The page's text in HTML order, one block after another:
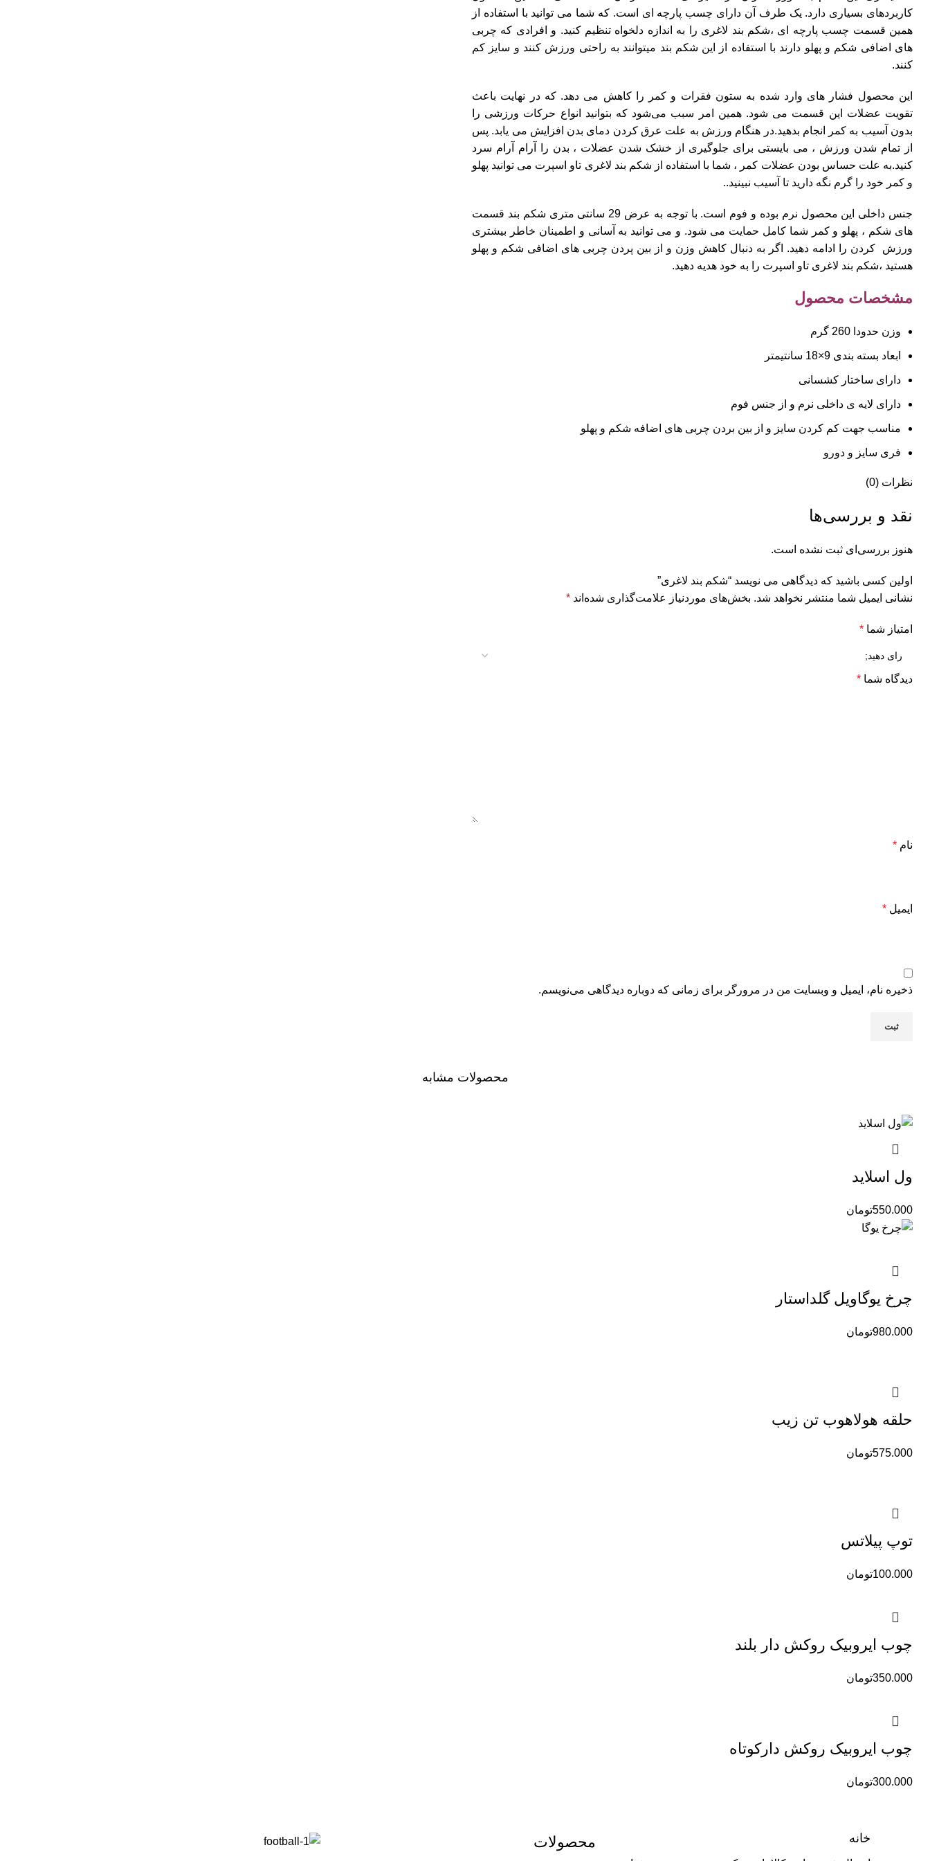
کاربردهای بسیاری دارد. یک طرف آن دارای چسب پارچه ای است. که شما می توانید با استفاده از
همین قسمت چسب پارچه ای ،شکم بند لاغری را به اندازه دلخواه تنظیم کنید. و افرادی که چربی
های اضافی شکم و پهلو دارند با استفاده از این شکم بند میتوانند به راحتی ورزش کنند و سایز کم
کنند.
این محصول فشار های وارد شده به ستون فقرات و کمر را کاهش می دهد. که در نهایت باعث
تقویت عضلات این قسمت می شود. همین امر سبب می‌شود که بتوانید انواع حرکات ورزشی را
بدون آسیب به کمر انجام بدهید.در هنگام ورزش به علت عرق کردن دمای بدن افزایش می یابد. پس
از تمام شدن ورزش ، می بایستی برای جلوگیری از خشک شدن عضلات ، بدن را آرام آرام سرد
کنید.به علت حساس بودن عضلات کمر ، شما با استفاده از شکم بند لاغری تاو اسپرت می توانید پهلو
و کمر خود را گرم نگه دارید تا آسیب نبینید..
جنس داخلی این محصول نرم بوده و فوم است. با توجه به عرض 29 سانتی متری شکم بند قسمت
های شکم ، پهلو و کمر شما کامل حمایت می شود. و می توانید به آسانی و اطمینان خاطر بیشتری
ورزش کردن را ادامه دهید. اگر به دنبال کاهش وزن و از بین پردن چربی های اضافی شکم و پهلو
هستید ،شکم بند لاغری تاو اسپرت را به خود هدیه دهید.
مشخصات محصول
وزن حدودا 260 گرم
ابعاد بسته بندی 9×18 سانتیمتر
دارای ساختار کشسانی
دارای لایه ی داخلی نرم و از جنس فوم
مناسب جهت کم کردن سایز و از بین بردن چربی های اضافه شکم و پهلو
فری سایز و دورو
نظرات (0)
نقد و بررسی‌ها
هنوز بررسی‌ای ثبت نشده است.
اولین کسی باشید که دیدگاهی می نویسد “شکم بند لاغری”
نشانی ایمیل شما منتشر نخواهد شد. بخش‌های موردنیاز علامت‌گذاری شده‌اند *
امتیاز شما *
دیدگاه شما *
نام *
ایمیل *
ذخیره نام، ایمیل و وبسایت من در مرورگر برای زمانی که دوباره دیدگاهی می‌نویسم.
محصولات مشابه
ول اسلاید
تومان550.000
چرخ یوگاویل گلداستار
تومان980.000
حلقه هولاهوب تن زیب
تومان575.000
توپ پیلاتس
تومان100.000
چوب ایروبیک روکش دار بلند
تومان350.000
چوب ایروبیک روکش دارکوتاه
تومان300.000
خانه محصولات